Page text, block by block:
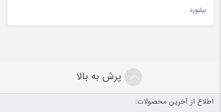
بیلبورد
محصولاتی از جمله پرده، رومیزی، عروسک، خوشخواب، برش پارچه
پرش به بالا
اطلاع از آخرین محصولات: